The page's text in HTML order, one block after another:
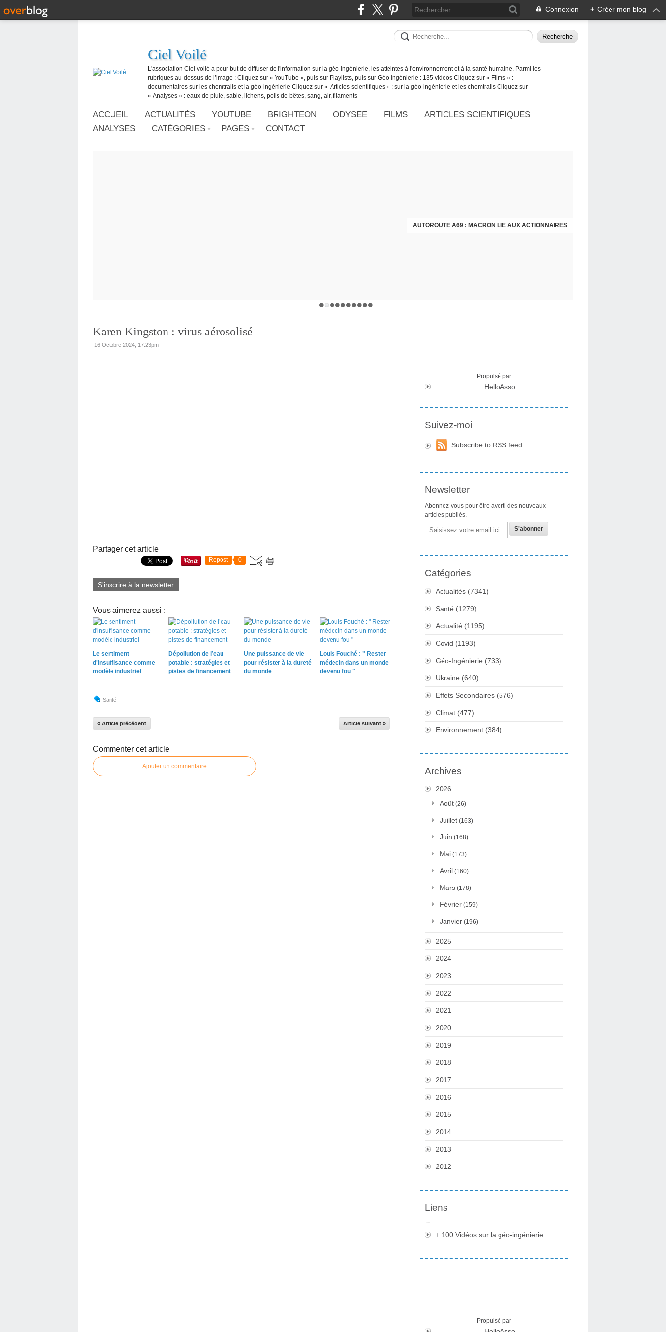
Connexion + Créer mon blog
Ciel Voilé
L'association Ciel voilé a pour but de diffuser de l'information sur la géo-ingénierie, les atteintes à l'environnement et à la santé humaine. Parmi les
rubriques au-dessus de l’image : Cliquez sur « YouTube », puis sur Playlists, puis sur Géo-ingénierie : 135 vidéos Cliquez sur « Films » :
documentaires sur les chemtrails et la géo-ingénierie Cliquez sur « Articles scientifiques » : sur la géo-ingénierie et les chemtrails Cliquez sur
« Analyses » : eaux de pluie, sable, lichens, poils de bêtes, sang, air, filaments
ACCUEIL ACTUALITÉS YOUTUBE BRIGHTEON ODYSEE FILMS
ARTICLES SCIENTIFIQUES
ANALYSES
CATÉGORIES PAGES CONTACT
AUTOROUTE A69 : MACRON LIÉ AUX ACTIONNAIRES
CRISE MIGRATOIRE À CEUTA : UN JEUNE FRANÇAIS SUR PLACE RÉTABLIT LES FAITS ! - RAPHAËL AYMA
Karen Kingston : virus aérosolisé
16 Octobre 2024, 17:23pm
Partager cet article
Repost 0
S'inscrire à la newsletter
Vous aimerez aussi :
Le sentiment
d'insuffisance comme
modèle industriel
Dépollution de l’eau
potable : stratégies et
pistes de financement
Une puissance de vie
pour résister à la dureté
du monde
Louis Fouché : " Rester
médecin dans un monde
devenu fou "
Santé
« Article précédent Article suivant »
Commenter cet article
Ajouter un commentaire
Propulsé par
HelloAsso
Suivez-moi
Subscribe to RSS feed
Newsletter
Abonnez-vous pour être averti des nouveaux
articles publiés.
Email
Catégories
Actualités (7341)
Santé (1279)
Actualité (1195)
Covid (1193)
Géo-Ingénierie (733)
Ukraine (640)
Effets Secondaires (576)
Climat (477)
Environnement (384)
Archives
2026
Août (26)
Juillet (163)
Juin (168)
Mai (173)
Avril (160)
Mars (178)
Février (159)
Janvier (196)
2025
2024
2023
2022
2021
2020
2019
2018
2017
2016
2015
2014
2013
2012
Liens
+ 100 Vidéos sur la géo-ingénierie
Propulsé par